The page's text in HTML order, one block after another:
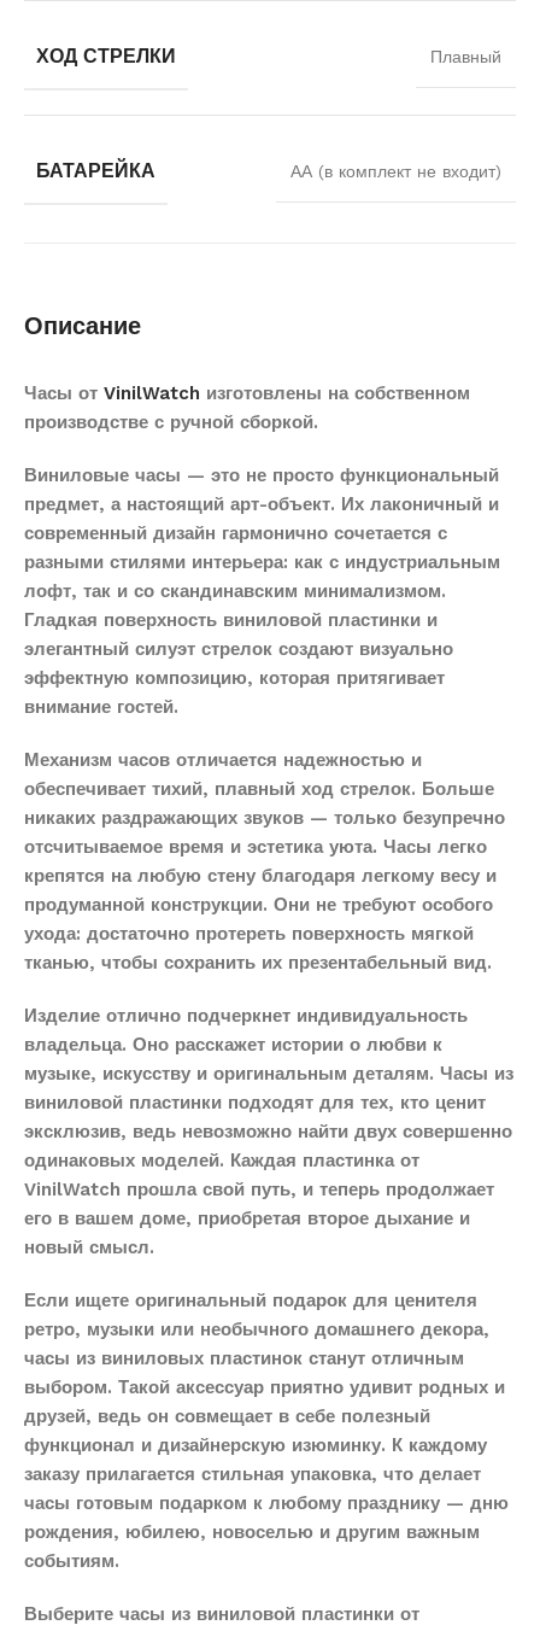
ХОД СТРЕЛКИ Плавный
БАТАРЕЙКА АА (в комплект не входит)
Описание
Часы от VinilWatch изготовлены на собственном
производстве с ручной сборкой.
Виниловые часы — это не просто функциональный
предмет, а настоящий арт-объект. Их лаконичный и
современный дизайн гармонично сочетается с
разными стилями интерьера: как с индустриальным
лофт, так и со скандинавским минимализмом.
Гладкая поверхность виниловой пластинки и
элегантный силуэт стрелок создают визуально
эффектную композицию, которая притягивает
внимание гостей.
Механизм часов отличается надежностью и
обеспечивает тихий, плавный ход стрелок. Больше
никаких раздражающих звуков — только безупречно
отсчитываемое время и эстетика уюта. Часы легко
крепятся на любую стену благодаря легкому весу и
продуманной конструкции. Они не требуют особого
ухода: достаточно протереть поверхность мягкой
тканью, чтобы сохранить их презентабельный вид.
Изделие отлично подчеркнет индивидуальность
владельца. Оно расскажет истории о любви к
музыке, искусству и оригинальным деталям. Часы из
виниловой пластинки подходят для тех, кто ценит
эксклюзив, ведь невозможно найти двух совершенно
одинаковых моделей. Каждая пластинка от
VinilWatch прошла свой путь, и теперь продолжает
его в вашем доме, приобретая второе дыхание и
новый смысл.
Если ищете оригинальный подарок для ценителя
ретро, музыки или необычного домашнего декора,
часы из виниловых пластинок станут отличным
выбором. Такой аксессуар приятно удивит родных и
друзей, ведь он совмещает в себе полезный
функционал и дизайнерскую изюминку. К каждому
заказу прилагается стильная упаковка, что делает
часы готовым подарком к любому празднику — дню
рождения, юбилею, новоселью и другим важным
событиям.
Выберите часы из виниловой пластинки от